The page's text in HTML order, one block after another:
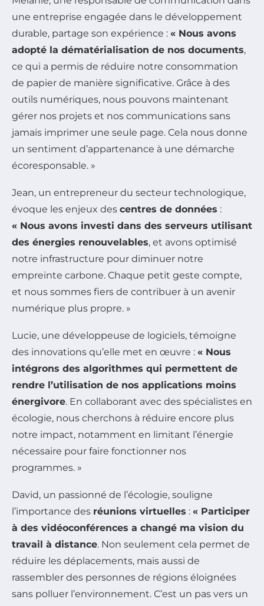
une entreprise engagée dans le développement
durable, partage son expérience : « Nous avons
adopté la dématérialisation de nos documents,
ce qui a permis de réduire notre consommation
de papier de manière significative. Grâce à des
outils numériques, nous pouvons maintenant
gérer nos projets et nos communications sans
jamais imprimer une seule page. Cela nous donne
un sentiment d’appartenance à une démarche
écoresponsable. »
Jean, un entrepreneur du secteur technologique,
évoque les enjeux des centres de données :
« Nous avons investi dans des serveurs utilisant
des énergies renouvelables, et avons optimisé
notre infrastructure pour diminuer notre
empreinte carbone. Chaque petit geste compte,
et nous sommes fiers de contribuer à un avenir
numérique plus propre. »
Lucie, une développeuse de logiciels, témoigne
des innovations qu’elle met en œuvre : « Nous
intégrons des algorithmes qui permettent de
rendre l’utilisation de nos applications moins
énergivore. En collaborant avec des spécialistes en
écologie, nous cherchons à réduire encore plus
notre impact, notamment en limitant l’énergie
nécessaire pour faire fonctionner nos
programmes. »
David, un passionné de l’écologie, souligne
l’importance des réunions virtuelles : « Participer
à des vidéoconférences a changé ma vision du
travail à distance. Non seulement cela permet de
réduire les déplacements, mais aussi de
rassembler des personnes de régions éloignées
sans polluer l’environnement. C’est un pas vers un